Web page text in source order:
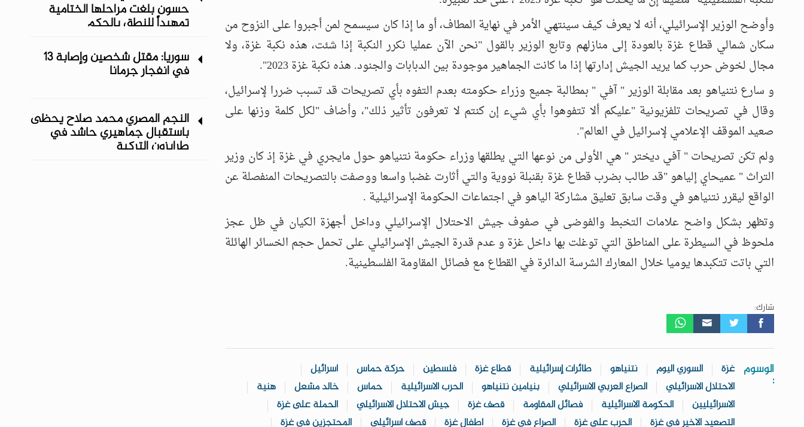
وأوضح الوزير الإسرائيلي، أنه لا يعرف كيف سينتهي الأمر في نهاية المطاف، أو ما إذا كان سيسمح لمن أجبروا على النزوح من
سكان شمالي قطاع غزة بالعودة إلى منازلهم وتابع الوزير بالقول "نحن الآن عمليا نكرر النكبة إذا شئت، هذه نكبة غزة، ولا
مجال لخوض حرب كما يريد الجيش إدارتها إذا ما كانت الجماهير موجودة بين الدبابات والجنود. هذه نكبة غزة 2023".
و سارع نتنياهو بعد مقابلة الوزير " آفي " بمطالبة جميع وزراء حكومته بعدم التفوه بأي تصريحات قد تسبب ضررا لإسرائيل،
وقال في تصريحات تلفزيونية "عليكم ألا تتفوهوا بأي شيء إن كنتم لا تعرفون تأثير ذلك"، وأضاف "لكل كلمة وزنها على
صعيد الموقف الإعلامي لإسرائيل في العالم".
ولم تكن تصريحات " آفي ديختر " هي الأولى من نوعها التي يطلقها وزراء حكومة نتنياهو حول مايجري في غزة إذ كان وزير
التراث " عميحاي إلياهو "قد طالب بضرب قطاع غزة بقنبلة نووية والتي أثارت غضبا واسعا ووصفت بالتصريحات المنفصلة عن
الواقع ليقرر نتنياهو في وقت سابق تعليق مشاركة الياهو في اجتماعات الحكومة الإسرائيلية .
وتظهر بشكل واضح علامات التخبط والفوضى في صفوف جيش الاحتلال الإسرائيلي وداخل أجهزة الكيان في ظل عجز
ملحوظ في السيطرة على المناطق التي توغلت بها داخل غزة و عدم قدرة الجيش الإسرائيلي على تحمل حجم الخسائر الهائلة
التي باتت تتكبدها يوميا خلال المعارك الشرسة الدائرة في القطاع مع فصائل المقاومة الفلسطينية.
شارك:
الوسوم
:
غزة السوري اليوم نتنياهو طائرات إسرائيلية قطاع غزة فلسطين حركة حماس
اسرائيل
الاحتلال الاسرائيلي
الصراع العربي الاسرائيلي بنيامين نتنياهو الحرب الاسرائيلية حماس خالد مشعل
هنية
الاسرائيليين
الحكومة الاسرائيلية فصائل المقاومة قصف غزة جيش الاحتلال الاسرائيلي
الحملة على غزة
التصعيد الاخير في غزة
الحرب على غزة الصراع في غزة اطفال غزة قصف اسرائيلي المحتجزين في غزة
حسون بلغت مراحلها الختامية
تمهيداً للنطق بالحكم
سوريا: مقتل شخصين وإصابة 13
في انفجار جرمانا
النجم المصري محمد صلاح يحظى
باستقبال جماهيري حاشد في
طرابزون التركية